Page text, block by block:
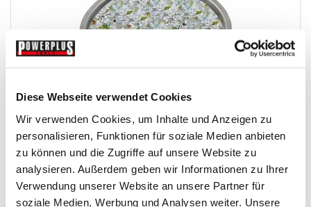
Diese Webseite verwendet Cookies
Wir verwenden Cookies, um Inhalte und Anzeigen zu
personalisieren, Funktionen für soziale Medien anbieten
zu können und die Zugriffe auf unsere Website zu
analysieren. Außerdem geben wir Informationen zu Ihrer
Verwendung unserer Website an unsere Partner für
soziale Medien, Werbung und Analysen weiter. Unsere
Glasgranulat 0,04 – 0,18 mm. für Strahlkabine...
Sandstrahlmittel-Strahlgut